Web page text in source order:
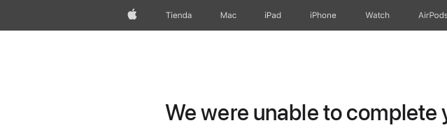
AppleTienda Mac iPad iPhone Watch
We were unable to complete